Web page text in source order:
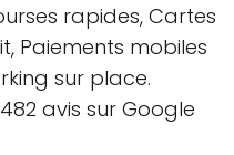
rapides, Cartes
Paiements mobiles
sur place.
avis sur Google